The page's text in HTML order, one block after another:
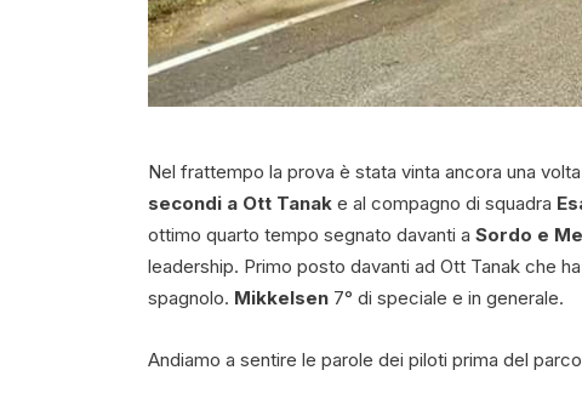
Nel frattempo la prova è stata vinta ancora una
secondi a Ott Tanak e al compagno di squadra
ottimo quarto tempo segnato davanti a Sordo e
leadership. Primo posto davanti ad Ott Tanak che
spagnolo. Mikkelsen 7° di speciale e in generale.
Andiamo a sentire le parole dei piloti prima del